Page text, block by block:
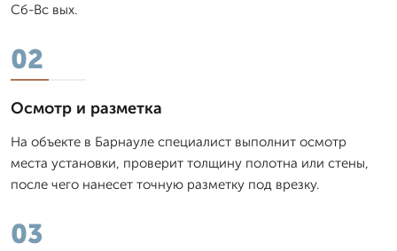
Сб-Вс вых.
02
Осмотр и разметка
На объекте в Барнауле специалист выполнит осмотр
места установки, проверит толщину полотна или стены,
после чего нанесет точную разметку под врезку.
03